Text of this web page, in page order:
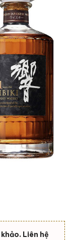
Liên hệ